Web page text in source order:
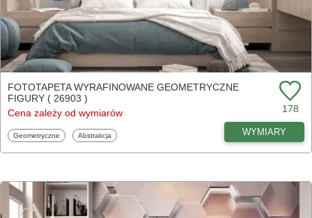
FOTOTAPETA WYRAFINOWANE GEOMETRYCZNE
FIGURY ( 26903 )
Cena zależy od wymiarów
178
Fototapety
Geometryczne Fototapety
Abstrakcja WYMIARY